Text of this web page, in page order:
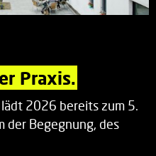
Praxis.
lädt 2026 bereits zum 5.
der Begegnung, des